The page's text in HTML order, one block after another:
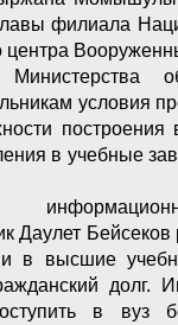
филиала
центра
Министерства
условия
построения
в учебные
информационно-
Даулет Бейсеков
в высшие
долг.
в